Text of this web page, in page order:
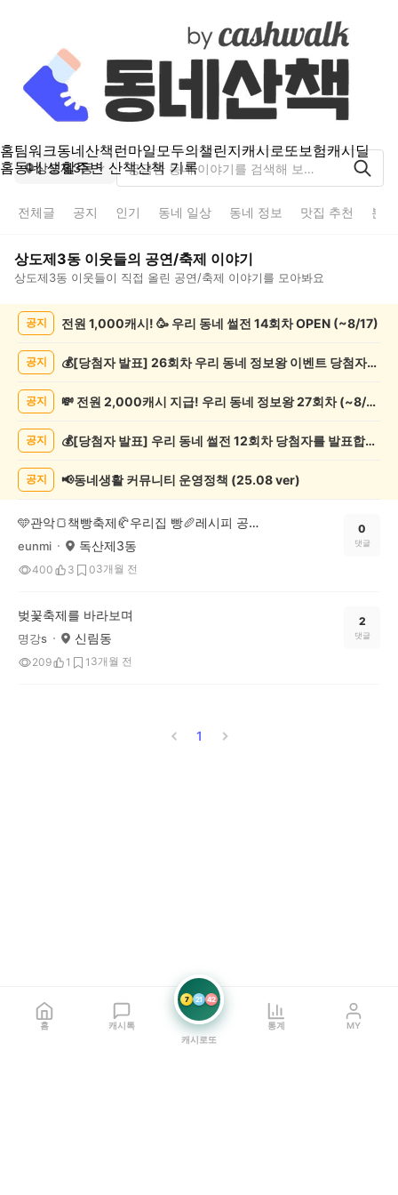
홈팀워크동네산책 런마일모두의챌린지캐시로또보험캐시딜
홈동네 생활주변 산책산책 기록
상도제3동
전체글 공지 인기 동네 일상 동네 정보 맛집 추천 분
상도제3동 이웃들의 공연/축제 이야기
상도제3동 이웃들이 직접 올린 공연/축제 이야기를 모아봐요
연/
글
공지 전원 1,000캐시! 🥳 우리 동네 썰전 14회차 OPEN (~8/17)
공지 💰[당첨자 발표] 26회차 우리 동네 정보왕 이벤트 당첨자를 발표합니다!
공지 💸 전원 2,000캐시 지급! 우리 동네 정보왕 27회차 (~8/10)
공지 💰[당첨자 발표] 우리 동네 썰전 12회차 당첨자를 발표합니다!
공지 📢동네생활 커뮤니티 운영정책 (25.08 ver)
🩵관악🍞책빵축제🥐우리집 빵🥖레시피 공모전!💚
eunmi 독산제3동
400 3 03개월 전
0
댓글
벚꽃축제를 바라보며
명강s 신림동
209 1 1 3개월 전
2
댓글
1
홈 캐시톡
7 21 42
캐시로또
통계 MY